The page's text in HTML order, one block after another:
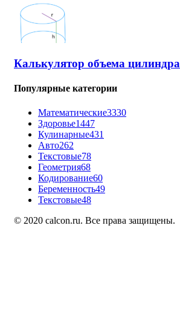
Калькулятор объема цилиндра
Популярные категории
Математические3330
Здоровье1447
Кулинарные431
Авто262
Текстовые78
Геометрия68
Кодирование60
Беременность49
Текстовые48
© 2020 calcon.ru. Все права защищены.